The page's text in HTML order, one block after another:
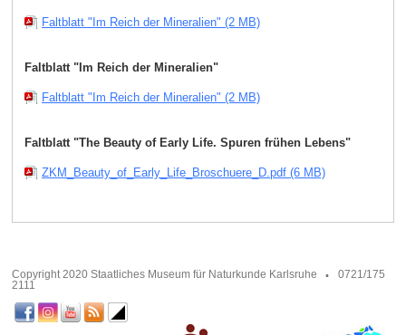
Faltblatt "Im Reich der Mineralien" (2 MB)
Faltblatt "Im Reich der Mineralien"
Faltblatt "Im Reich der Mineralien" (2 MB)
Faltblatt "The Beauty of Early Life. Spuren frühen Lebens"
ZKM_Beauty_of_Early_Life_Broschuere_D.pdf (6 MB)
Copyright 2020 Staatliches Museum für Naturkunde Karlsruhe
0721/175
2111